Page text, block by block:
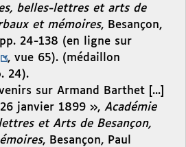
belles-lettres et arts de
et mémoires, Besançon,
24-138 (en ligne sur
, vue 65). (médaillon
24).
sur Armand Barthet [...]
janvier 1899 », Académie
et Arts de Besançon,
, Besançon, Paul